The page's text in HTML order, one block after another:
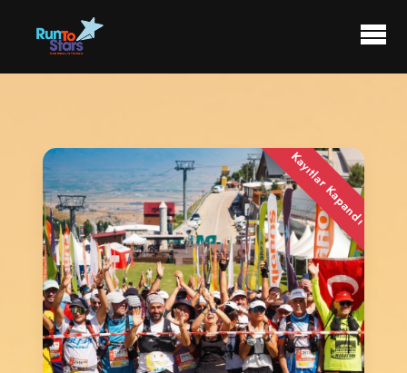
Kayıtlar Kapandı